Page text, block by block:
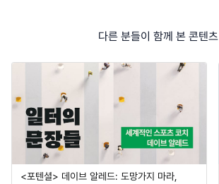
다른 분들이 함께 본 콘텐츠
<포텐셜> 데이브 알레드: 도망가지 마라,